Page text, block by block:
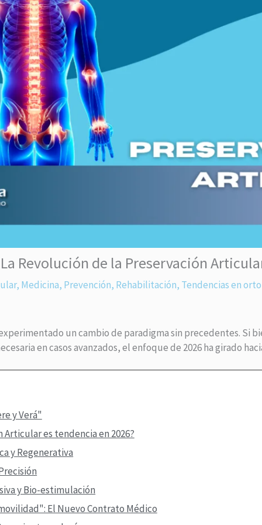
Revolución de la Preservación
, Medicina, Prevención, Rehabilitación, Tendencias en
un cambio de paradigma sin precedentes. Si
en casos avanzados, el enfoque de 2026 ha girado
y Verá"
Articular es tendencia en 2026?
y Regenerativa
y Bio-estimulación
El Nuevo Contrato Médico